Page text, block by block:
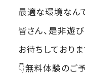
最適な環境なん
皆さん、是非遊
お待ちしており
👇無料体験のご